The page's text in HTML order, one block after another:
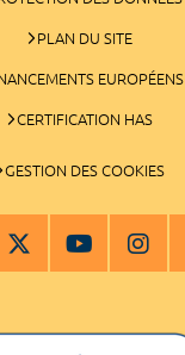
PLAN DU SITE
EUROPÉENS
CERTIFICATION HAS
GESTION DES COOKIES